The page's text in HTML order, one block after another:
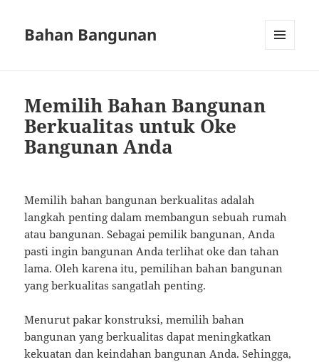
Bahan Bangunan
Memilih Bahan Bangunan
Berkualitas untuk Oke
Bangunan Anda
Memilih bahan bangunan berkualitas adalah
langkah penting dalam membangun sebuah rumah
atau bangunan. Sebagai pemilik bangunan, Anda
pasti ingin bangunan Anda terlihat oke dan tahan
lama. Oleh karena itu, pemilihan bahan bangunan
yang berkualitas sangatlah penting.
Menurut pakar konstruksi, memilih bahan
bangunan yang berkualitas dapat meningkatkan
kekuatan dan keindahan bangunan Anda. Sehingga,